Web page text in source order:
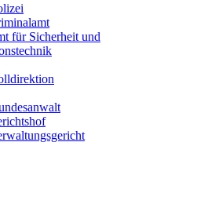
für Sicherheit und